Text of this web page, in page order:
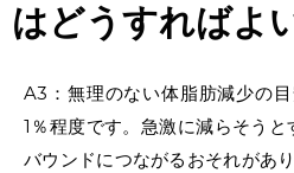
はどうすればよ
A3：無理のない体脂肪減少の
1％程度です。急激に減らそう
バウンドにつながるおそれがあり